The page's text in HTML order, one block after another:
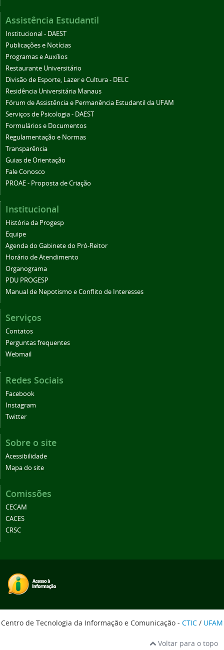
Assistência Estudantil
Institucional - DAEST
Publicações e Notícias
Programas e Auxílios
Restaurante Universitário
Divisão de Esporte, Lazer e Cultura - DELC
Residência Universitária Manaus
Fórum de Assistência e Permanência Estudantil da UFAM
Serviços de Psicologia - DAEST
Formulários e Documentos
Regulamentação e Normas
Transparência
Guias de Orientação
Fale Conosco
PROAE - Proposta de Criação
Institucional
História da Progesp
Equipe
Agenda do Gabinete do Pró-Reitor
Horário de Atendimento
Organograma
PDU PROGESP
Manual de Nepotismo e Conflito de Interesses
Serviços
Contatos
Perguntas frequentes
Webmail
Redes Sociais
Facebook
Instagram
Twitter
Sobre o site
Acessibilidade
Mapa do site
Comissões
CECAM
CACES
CRSC
Centro de Tecnologia da Informação e Comunicação - CTIC / UFAM
Voltar para o topo